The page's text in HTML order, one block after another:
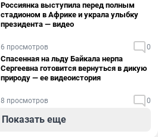
Россиянка выступила перед полным
стадионом в Африке и украла улыбку
президента — видео
6 просмотров 0
Спасенная на льду Байкала нерпа
Сергеевна готовится вернуться в дикую
природу — ее видеоистория
8 просмотров 0
Показать еще